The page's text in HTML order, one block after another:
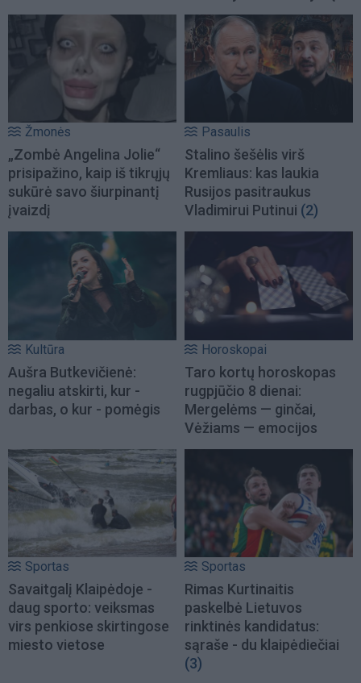
Žmonės
„Zombė Angelina Jolie“
prisipažino, kaip iš tikrųjų
sukūrė savo šiurpinantį
įvaizdį
Pasaulis
Stalino šešėlis virš
Kremliaus: kas laukia
Rusijos pasitraukus
Vladimirui Putinui (2)
Kultūra
Aušra Butkevičienė:
negaliu atskirti, kur -
darbas, o kur - pomėgis
Horoskopai
Taro kortų horoskopas
rugpjūčio 8 dienai:
Mergelėms — ginčai,
Vėžiams — emocijos
Sportas
Savaitgalį Klaipėdoje -
daug sporto: veiksmas
virs penkiose skirtingose
miesto vietose
Sportas
Rimas Kurtinaitis
paskelbė Lietuvos
rinktinės kandidatus:
sąraše - du klaipėdiečiai
(3)